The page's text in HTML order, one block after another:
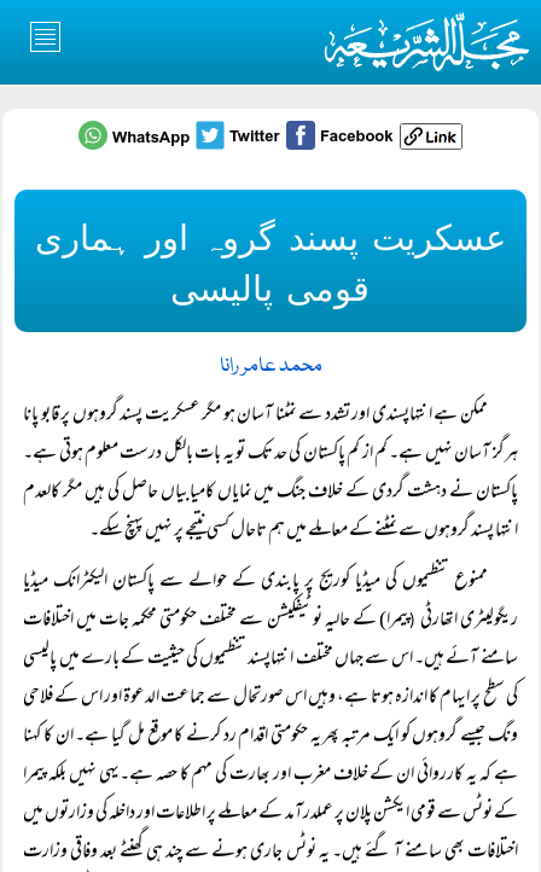
عسکریت پسند گروہ اور ہماری
قومی پالیسی
محمد عامر رانا
ممکن ہے انتہاپسندی اور تشدد سے نمٹنا آسان ہو مگر عسکریت پسند گروہوں پر قابو پانا
ہرگز آسان نہیں ہے۔ کم از کم پاکستان کی حد تک تو یہ بات بالکل درست معلوم ہوتی ہے۔
پاکستان نے دہشت گردی کے خلاف جنگ میں نمایاں کامیابیاں حاصل کی ہیں مگر کالعدم
انتہا پسند گروہوں سے نمٹنے کے معاملے میں ہم تاحال کسی نتیجے پر نہیں پہنچ سکے۔
ممنوع تنظیموں کی میڈیا کوریج پر پابندی کے حوالے سے پاکستان الیکٹرانک میڈیا
ریگولیٹری اتھارٹی (پیمرا) کے حالیہ نوٹیفکیشن سے مختلف حکومتی محکمہ جات میں اختلافات
سامنے آئے ہیں۔ اس سے جہاں مختلف انتہاپسند تنظیموں کی حیثیت کے بارے میں پالیسی
کی سطح پر ایہام کا اندازہ ہوتا ہے، وہیں اس صورتحال سے جماعت الدعوۃ اور اس کے فلاحی
ونگ جیسے گروہوں کو ایک مرتبہ پھر یہ حکومتی اقدام رد کرنے کا موقع مل گیا ہے۔ ان کا کہنا
ہے کہ یہ کارروائی ان کے خلاف مغرب اور بھارت کی مہم کا حصہ ہے۔یہی نہیں بلکہ پیمرا
کے نوٹس سے قومی ایکشن پلان پر عملدرآمد کے معاملے پر اطلاعات اور داخلہ کی وزارتوں میں
اختلافات بھی سامنے آ گئے ہیں۔ یہ نوٹس جاری ہونے سے چند ہی گھنٹے بعد وفاقی وزارت